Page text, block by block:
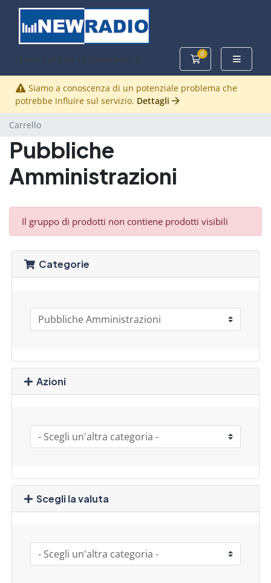
Torna al sito di Newradio.it 0
Carrello
Siamo a conoscenza di un potenziale problema che
potrebbe influire sul servizio. Dettagli
Carrello
Pubbliche
Amministrazioni
Il gruppo di prodotti non contiene prodotti visibili
Categorie
Azioni
Scegli la valuta